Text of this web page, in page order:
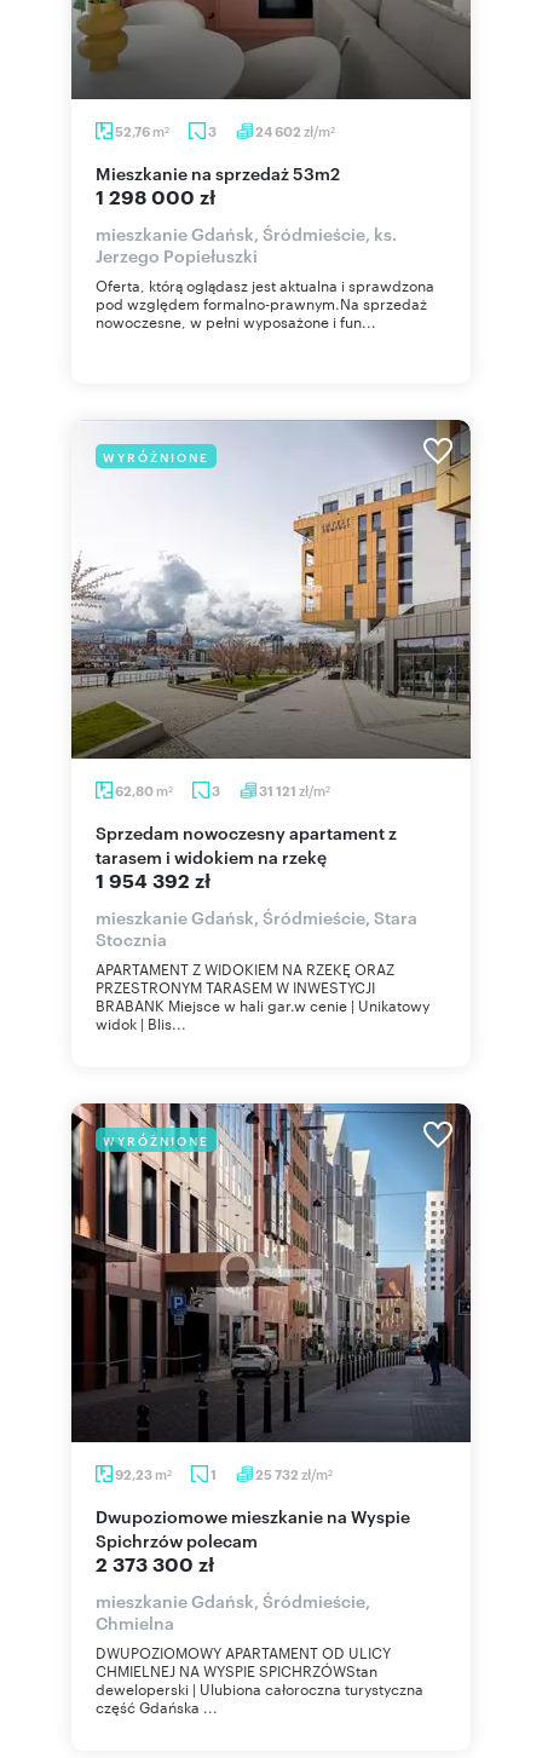
52,76 m2 3 24 602 zł/m2
mieszkanie na sprzedaż 53m2
1 298 000 zł
mieszkanie Gdańsk, Śródmieście, ks.
Jerzego Popiełuszki
Oferta, którą oglądasz jest aktualna i sprawdzona
pod względem formalno-prawnym.Na sprzedaż
nowoczesne, w pełni wyposażone i fun...
WYRÓŻNIONE
62,80 m2 3 31 121 zł/m2
Sprzedam nowoczesny apartament z
tarasem i widokiem na rzekę
1 954 392 zł
mieszkanie Gdańsk, Śródmieście, Stara
Stocznia
APARTAMENT Z WIDOKIEM NA RZEKĘ ORAZ
PRZESTRONYM TARASEM W INWESTYCJI
BRABANK Miejsce w hali gar.w cenie | Unikatowy
widok | Blis...
WYRÓŻNIONE
92,23 m2 1 25 732 zł/m2
Dwupoziomowe mieszkanie na Wyspie
Spichrzów polecam
2 373 300 zł
mieszkanie Gdańsk, Śródmieście,
Chmielna
DWUPOZIOMOWY APARTAMENT OD ULICY
CHMIELNEJ NA WYSPIE SPICHRZÓWStan
deweloperski | Ulubiona całoroczna turystyczna
część Gdańska ...